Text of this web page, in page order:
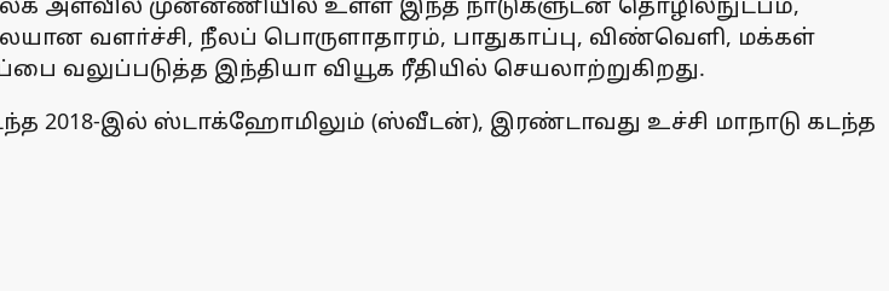
வளா்ச்சி, நீலப் பொருளாதாரம், பாதுகாப்பு, விண்வெளி, மக்கள்
வலுப்படுத்த இந்தியா வியூக ரீதியில் செயலாற்றுகிறது.
2018-இல் ஸ்டாக்ஹோமிலும் (ஸ்வீடன்), இரண்டாவது உச்சி மாநாடு கடந்த